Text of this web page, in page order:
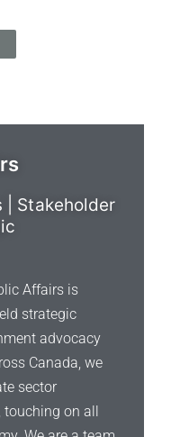
| Stakeholder
Affairs is
strategic
advocacy
Canada, we
sector
touching on all